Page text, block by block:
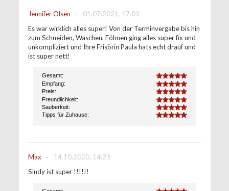
Jennifer Olsen ·
01.07.2021, 17:03
Es war wirklich alles super! Von der Terminvergabe bis hin
zum Schneiden, Waschen, Föhnen ging alles super fix und
unkompliziert und Ihre Frisörin Paula hats echt drauf und
ist super nett!
Gesamt: 5.0
Empfang: 5.0
Preis: 5.0
Freundlichkeit: 5.0
Sauberkeit: 5.0
Tipps für Zuhause: 5.0
Max ·
14.10.2020, 14:23
Sindy ist super !!!!!!